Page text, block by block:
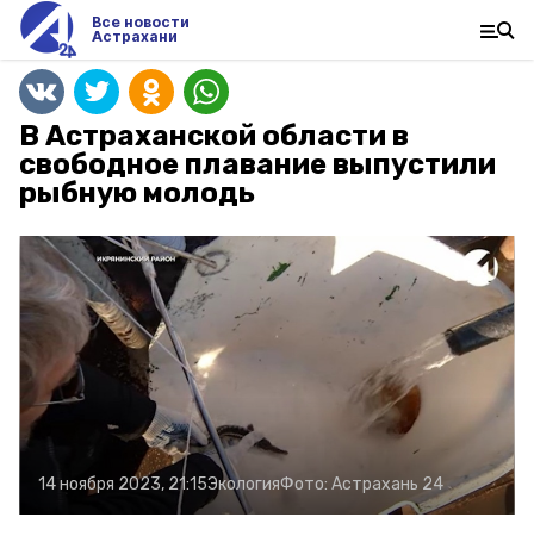
Все новости
Астрахани
В Астраханской области в
свободное плавание выпустили
рыбную молодь
14 ноября 2023, 21:15ЭкологияФото: Астрахань 24